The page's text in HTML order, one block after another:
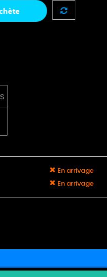
En arrivage
En arrivage